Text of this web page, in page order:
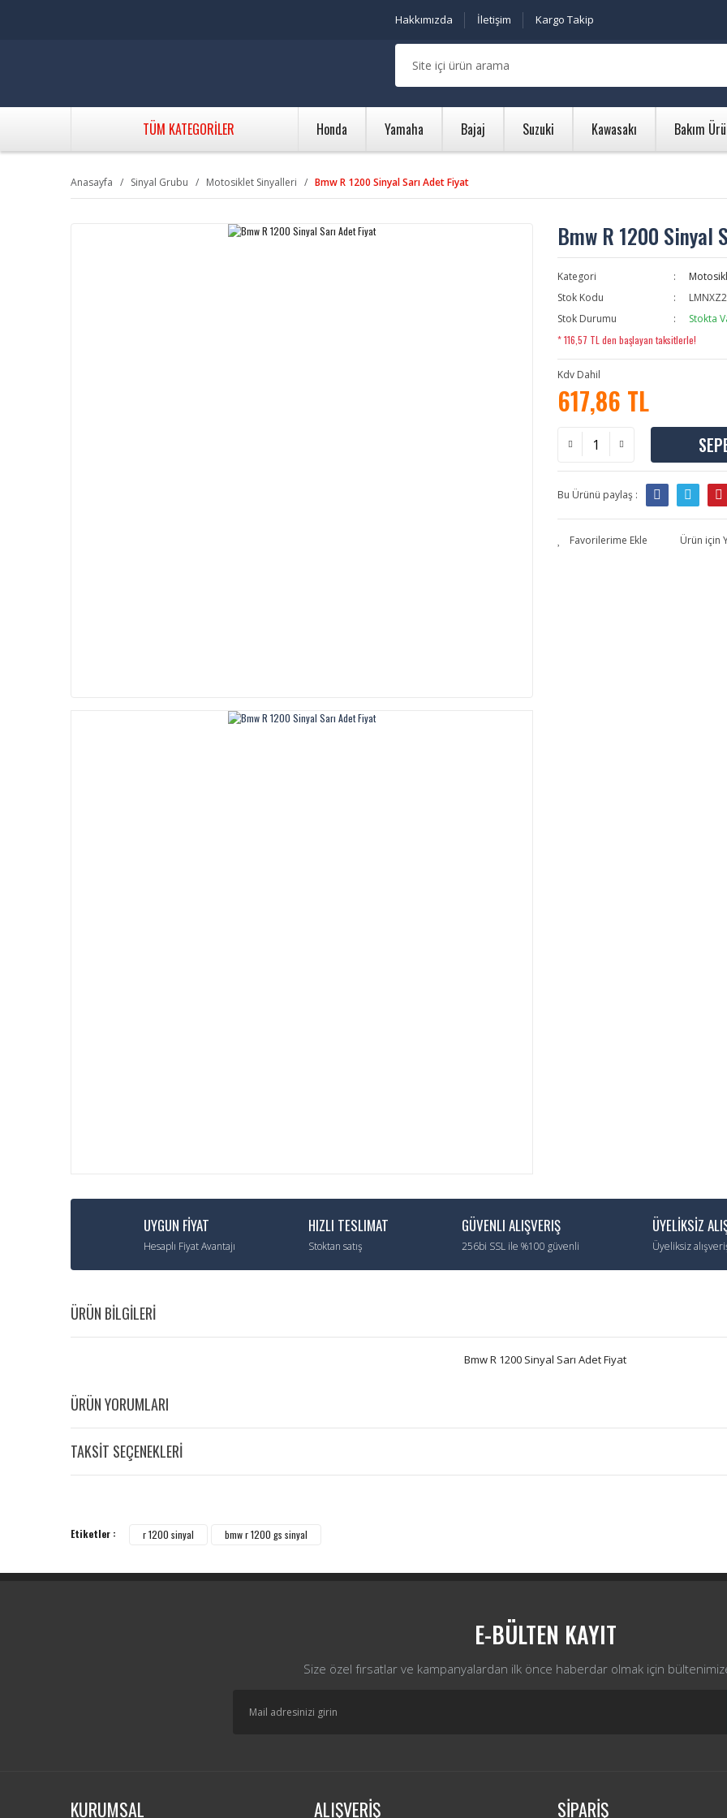
Hakkımızda İletişim Kargo Takip
TÜM KATEGORİLER Honda Yamaha Bajaj Suzuki Kawasakı Bakım
Anasayfa Sinyal Grubu Motosiklet Sinyalleri Bmw R 1200 Sinyal Sarı Adet Fiyat
Bmw R 1200 Sinyal
Kategori
Stok Kodu
Stok Durumu
Stokta
* 116,57 TL den başlayan taksitlerle!
Kdv Dahil
617,86 TL
Bu Ürünü paylaş :
Ürün için
UYGUN FİYAT
Hesaplı Fiyat Avantajı
HIZLI TESLIMAT
Stoktan satış
GÜVENLI ALIŞVERIŞ
256bi SSL ile %100 güvenli
ÜYELİKSİZ
Üyeliksiz
ÜRÜN BİLGİLERİ
Bmw R 1200 Sinyal Sarı Adet Fiyat
ÜRÜN YORUMLARI
TAKSİT SEÇENEKLERİ
Etiketler : r 1200 sinyal bmw r 1200 gs sinyal
E-BÜLTEN KAYIT
Size özel fırsatlar ve kampanyalardan ilk önce haberdar olmak için
KURUMSAL ALIŞVERİŞ SİPARİŞ